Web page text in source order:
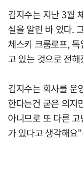
김지수는 지난 3월
실을 알린 바 있다.
체스키 크룸로프,
고 있는 것으로 전해
김지수는 회사를 운
한다는건 굳은 의지
아니므로 또 다른
가 있다고 생각해요